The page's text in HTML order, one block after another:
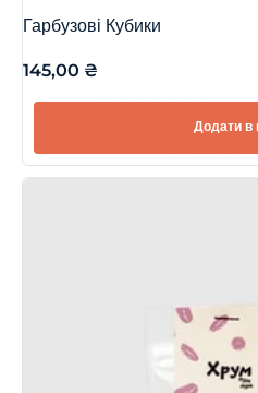
Гарбузові Кубики
145,00 ₴
Додати в